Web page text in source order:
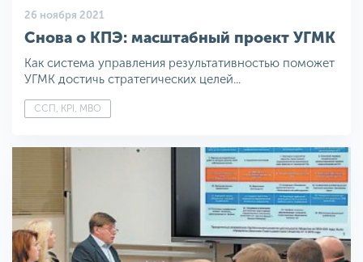
26 ноября 2021
Снова о КПЭ: масштабный проект УГМК
Как система управления результативностью поможет
УГМК достичь стратегических целей...
ССП, KPI, MBO